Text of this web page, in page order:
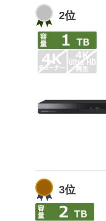
2位
3位